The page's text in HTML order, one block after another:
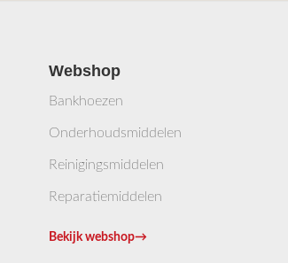
Webshop
Bankhoezen
Onderhoudsmiddelen
Reinigingsmiddelen
Reparatiemiddelen
Bekijk webshop→